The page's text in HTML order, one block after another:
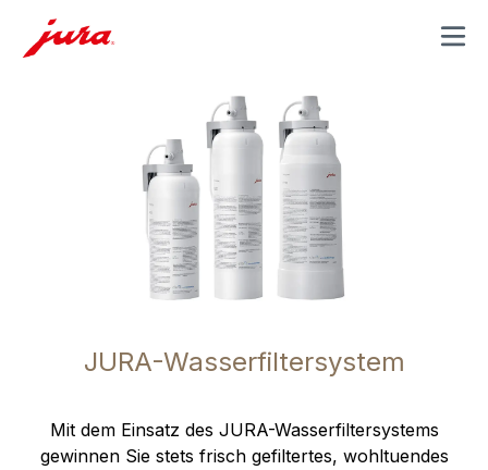
MENU
JURA-Wasserfiltersystem
Mit dem Einsatz des JURA-Wasserfiltersystems
gewinnen Sie stets frisch gefiltertes, wohltuendes